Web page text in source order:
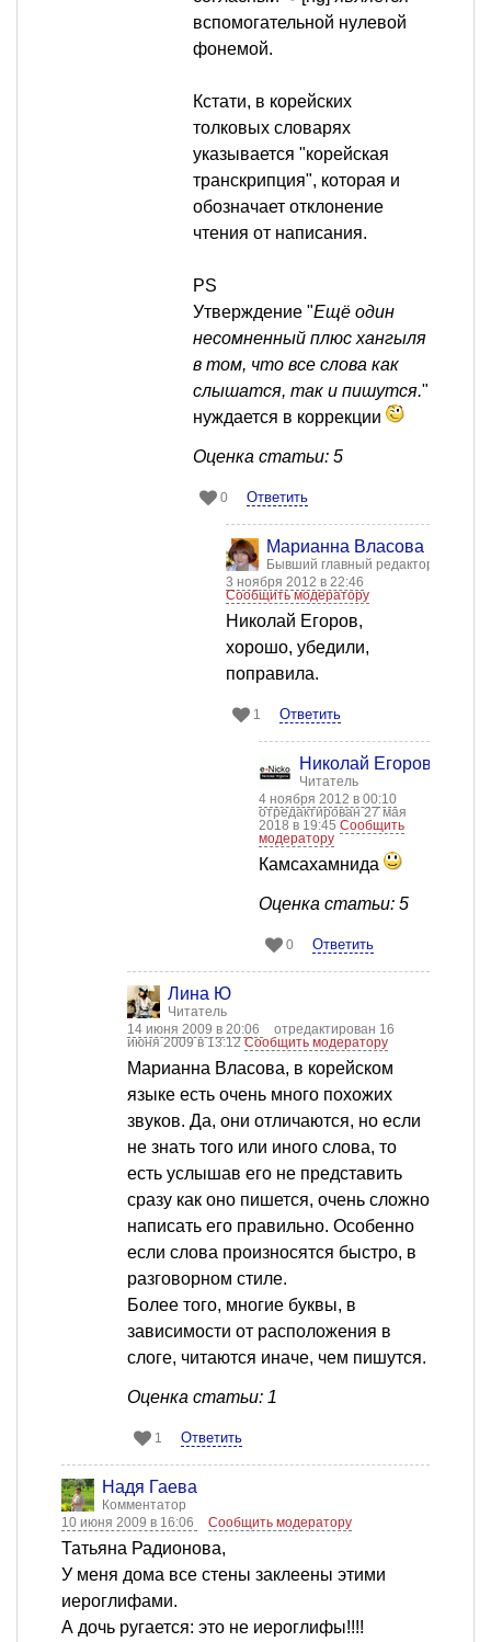
вспомогательной нулевой
фонемой.
Кстати, в корейских
толковых словарях
указывается "корейская
транскрипция", которая и
обозначает отклонение
чтения от написания.
PS
Утверждение "Ещё один
несомненный плюс хангыля
в том, что все слова как
слышатся, так и пишутся."
нуждается в коррекции
Оценка статьи: 5
0 Ответить
Марианна Власова
Бывший главный редактор
3 ноября 2012 в 22:46
Сообщить модератору
Николай Егоров,
хорошо, убедили,
поправила.
1 Ответить
Николай Егоров
Читатель
4 ноября 2012 в 00:10
отредактирован 27 мая
2018 в 19:45 Сообщить
модератору
Камсахамнида
Оценка статьи: 5
0 Ответить
Лина Ю
Читатель
14 июня 2009 в 20:06
отредактирован 16
июня 2009 в 13:12Сообщить модератору
Марианна Власова, в корейском
языке есть очень много похожих
звуков. Да, они отличаются, но если
не знать того или иного слова, то
есть услышав его не представить
сразу как оно пишется, очень сложно
написать его правильно. Особенно
если слова произносятся быстро, в
разговорном стиле.
Более того, многие буквы, в
зависимости от расположения в
слоге, читаются иначе, чем пишутся.
Оценка статьи: 1
1 Ответить
Надя Гаева
Комментатор
10 июня 2009 в 16:06
Сообщить модератору
Татьяна Радионова,
У меня дома все стены заклеены этими
иероглифами.
А дочь ругается: это не иероглифы!!!!